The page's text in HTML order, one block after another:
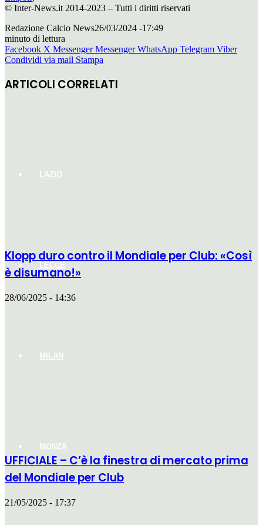
JUVENTUS
LAZIO
LECCE
MILAN
MONZA
© Inter-News.it 2014-2023 – Tutti i diritti riservati
Redazione Calcio News26/03/2024 -17:49
minuto di lettura
Facebook X Messenger Messenger WhatsApp Telegram Viber
Condividi via mail Stampa
ARTICOLI CORRELATI
Klopp duro contro il Mondiale per Club: «Così
è disumano!»
28/06/2025 - 14:36
UFFICIALE – C’è la finestra di mercato prima
del Mondiale per Club
21/05/2025 - 17:37